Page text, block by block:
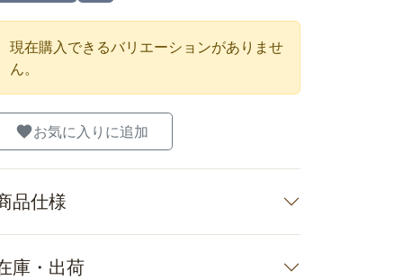
現在購入できるバリエーションがありませ
ん。
お気に入りに追加
品仕様
庫・出荷